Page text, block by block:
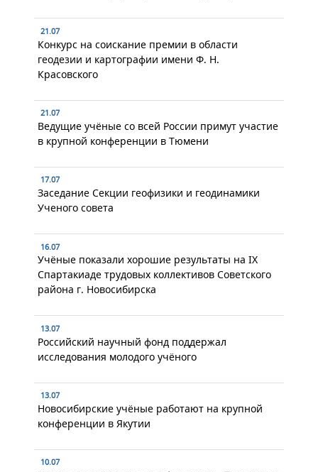
21.07
Конкурс на соискание премии в области
геодезии и картографии имени Ф. Н.
Красовского
21.07
Ведущие учёные со всей России примут участие
в крупной конференции в Тюмени
17.07
Заседание Секции геофизики и геодинамики
Ученого совета
16.07
Учёные показали хорошие результаты на IX
Спартакиаде трудовых коллективов Советского
района г. Новосибирска
13.07
Российский научный фонд поддержал
исследования молодого учёного
13.07
Новосибирские учёные работают на крупной
конференции в Якутии
10.07